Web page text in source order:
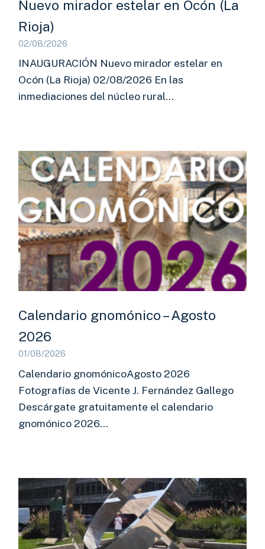
Nuevo mirador estelar en Ocón (La
Rioja)
02/08/2026
INAUGURACIÓN Nuevo mirador estelar en
Ocón (La Rioja) 02/08/2026 En las
inmediaciones del núcleo rural…
Calendario gnomónico – Agosto
2026
01/08/2026
Calendario gnomónicoAgosto 2026
Fotografías de Vicente J. Fernández Gallego
Descárgate gratuitamente el calendario
gnomónico 2026…